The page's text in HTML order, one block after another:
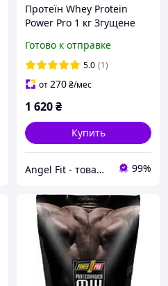
Протеїн Whey Protein
Power Pro 1 кг Згущене
Готово к отправке
5.0 (1)
от270₴/мес
1 620₴
Купить
Angel Fit - товари для здоров'я, спорту та активного життя 99%